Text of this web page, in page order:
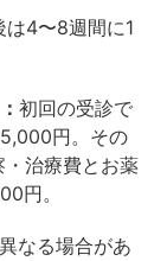
は4〜8週間に1
初回の受診で
円。その
治療費とお薬
円。
なる場合があ